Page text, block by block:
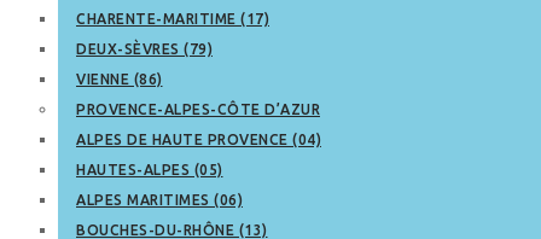
CHARENTE-MARITIME (17)
DEUX-SÈVRES (79)
VIENNE (86)
PROVENCE-ALPES-CÔTE D’AZUR
ALPES DE HAUTE PROVENCE (04)
HAUTES-ALPES (05)
ALPES MARITIMES (06)
BOUCHES-DU-RHÔNE (13)